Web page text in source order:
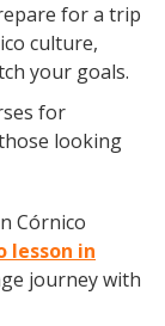
for a trip
culture,
your goals.
for
looking
Córnico
lesson in
journey with